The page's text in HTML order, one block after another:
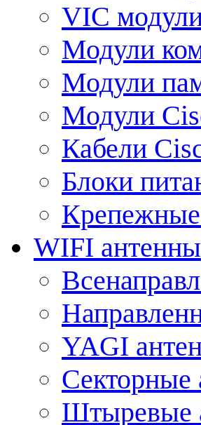
VIC
Модули
Модули
Модули
Кабели
Блоки
WIFI антенны
YAGI
Штыревые